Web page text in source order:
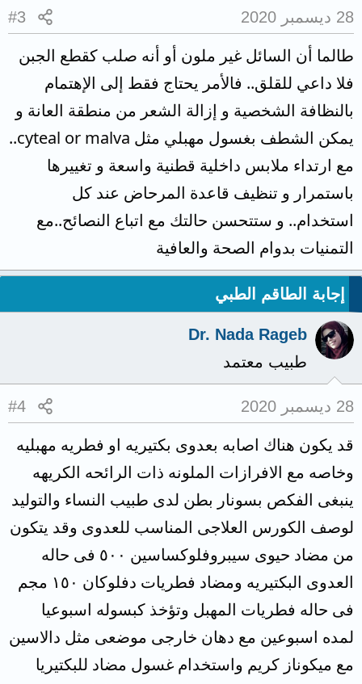
28 ديسمبر 2020 #3
طالما أن السائل غير ملون أو أنه صلب كقطع الجبن
فلا داعي للقلق.. فالأمر يحتاج فقط إلى الإهتمام
بالنظافة الشخصية و إزالة الشعر من منطقة العانة و
يمكن الشطف بغسول مهبلي مثل cyteal or malva..
مع ارتداء ملابس داخلية قطنية واسعة و تغييرها
باستمرار و تنظيف قاعدة المرحاض عند كل
استخدام.. و ستتحسن حالتك مع اتباع النصائح..مع
التمنيات بدوام الصحة والعافية
إجابة الطاقم الطبي
Dr. Nada Rageb
طبيب معتمد
28 ديسمبر 2020 #4
قد يكون هناك اصابه بعدوى بكتيريه او فطريه مهبليه
وخاصه مع الافرازات الملونه ذات الرائحه الكريهه
ينبغى الفكص بسونار بطن لدى طبيب النساء والتوليد
لوصف الكورس العلاجى المناسب للعدوى وقد يتكون
من مضاد حيوى سيبروفلوكساسين ٥٠٠ فى حاله
العدوى البكتيريه ومضاد فطريات دفلوكان ١٥٠ مجم
فى حاله فطريات المهبل وتؤخذ كبسوله اسبوعيا
لمده اسبوعين مع دهان خارجى موضعى مثل دالاسين
مع ميكوناز كريم واستخدام غسول مضاد للبكتيريا